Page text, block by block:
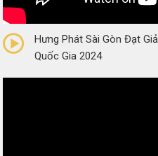
(0 Reviews)
Hưng Phát Sài Gòn Đạt
Quốc Gia 2024